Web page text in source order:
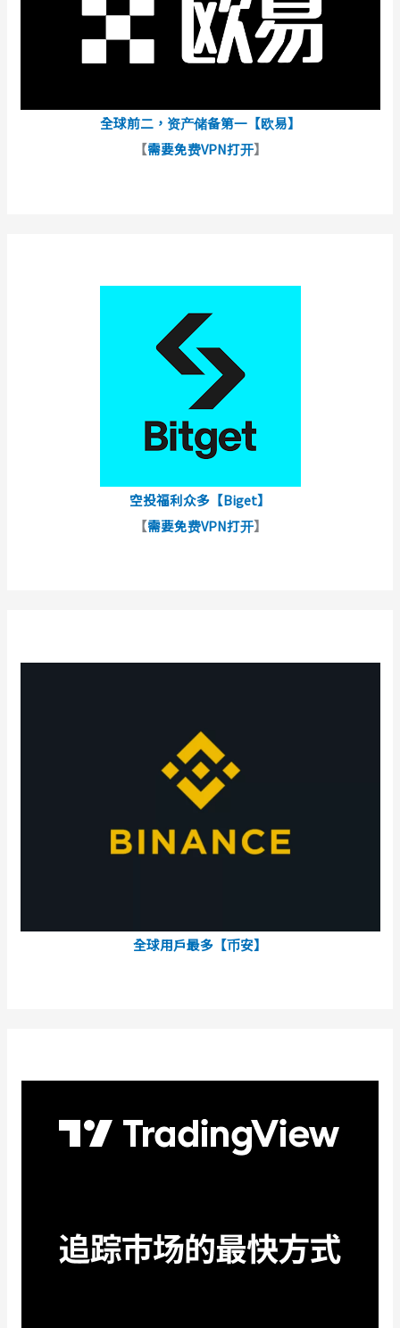
全球前二，资产储备第一【欧易】
【需要免费VPN打开】
空投福利众多【Biget】
【需要免费VPN打开】
全球用戶最多【币安】